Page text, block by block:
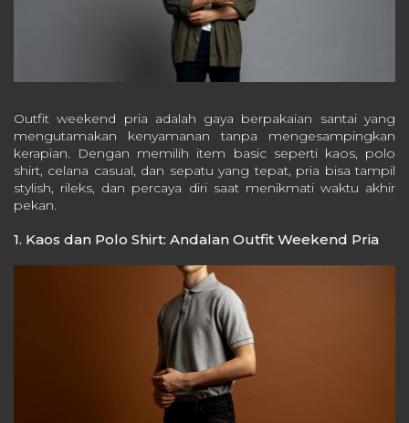
Outfit weekend pria adalah gaya berpakaian santai yang
mengutamakan kenyamanan tanpa mengesampingkan
kerapian. Dengan memilih item basic seperti kaos, polo
shirt, celana casual, dan sepatu yang tepat, pria bisa tampil
stylish, rileks, dan percaya diri saat menikmati waktu akhir
pekan.
1. Kaos dan Polo Shirt: Andalan Outfit Weekend Pria